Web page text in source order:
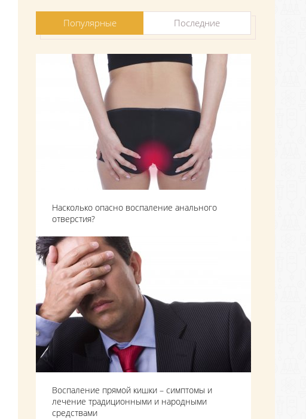
Популярные Последние
Насколько опасно воспаление анального
отверстия?
Воспаление прямой кишки – симптомы и
лечение традиционными и народными
средствами